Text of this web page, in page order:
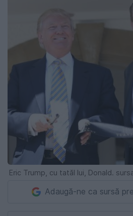
Eric Trump, cu tatăl lui, Donald.
Adaugă-ne ca sursă